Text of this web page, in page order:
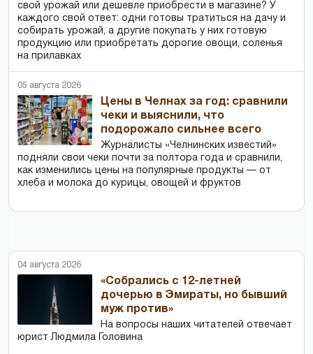
свой урожай или дешевле приобрести в магазине? У
каждого свой ответ: одни готовы тратиться на дачу и
собирать урожай, а другие покупать у них готовую
продукцию или приобретать дорогие овощи, соленья
на прилавках
05 августа 2026
Цены в Челнах за год: сравнили
чеки и выяснили, что
подорожало сильнее всего
Журналисты «Челнинских известий»
подняли свои чеки почти за полтора года и сравнили,
как изменились цены на популярные продукты — от
хлеба и молока до курицы, овощей и фруктов
04 августа 2026
«Собрались с 12-летней
дочерью в Эмираты, но бывший
муж против»
На вопросы наших читателей отвечает
юрист Людмила Головина